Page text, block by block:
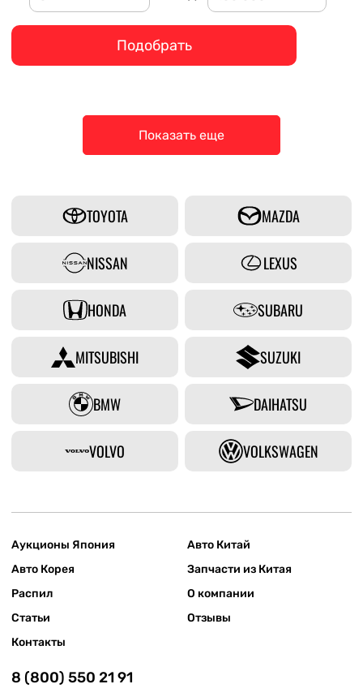
Подобрать
Показать еще
TOYOTA MAZDA
NISSAN LEXUS
HONDA SUBARU
MITSUBISHI SUZUKI
BMW DAIHATSU
VOLVO VOLKSWAGEN
Аукционы Япония
Авто Китай
Авто Корея
Запчасти из Китая
Распил
О компании
Статьи
Отзывы
Контакты
8 (800) 550 21 91